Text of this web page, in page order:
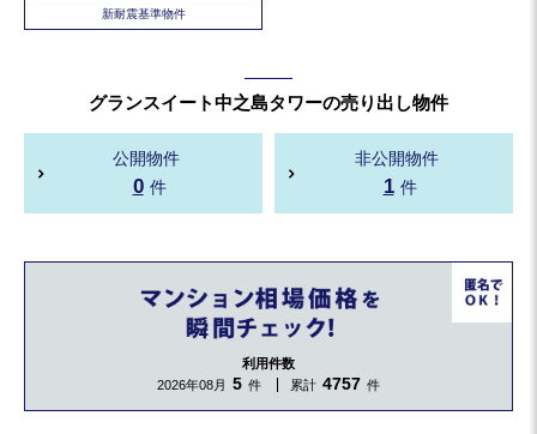
新耐震基準物件
グランスイート中之島タワーの売り出し物件
公開物件
0 件
非公開物件
1 件
利用件数
2026年08月
5 件 累計 4757 件